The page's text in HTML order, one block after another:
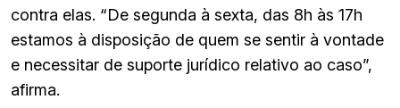
contra elas. “De segunda à sexta, das 8h às 17h
estamos à disposição de quem se sentir à vontade
e necessitar de suporte jurídico relativo ao caso”,
afirma.